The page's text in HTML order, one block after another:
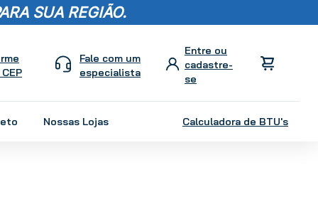
SUA REGIÃO.
Fale com um
especialista
Nossas Lojas Calculadora de BTU's